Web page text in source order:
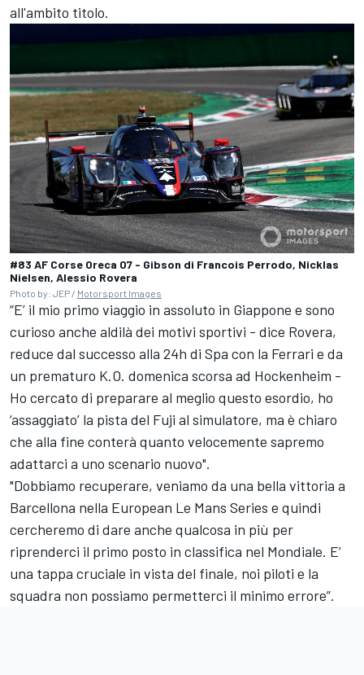
all'ambito titolo.
#83 AF Corse Oreca 07 - Gibson di Francois Perrodo, Nicklas
Nielsen, Alessio Rovera
Photo by: JEP / Motorsport Images
“E’ il mio primo viaggio in assoluto in Giappone e sono
curioso anche aldilà dei motivi sportivi - dice Rovera,
reduce dal successo alla 24h di Spa con la Ferrari e da
un prematuro K.O. domenica scorsa ad Hockenheim -
Ho cercato di preparare al meglio questo esordio, ho
‘assaggiato’ la pista del Fuji al simulatore, ma è chiaro
che alla fine conterà quanto velocemente sapremo
adattarci a uno scenario nuovo".
"Dobbiamo recuperare, veniamo da una bella vittoria a
Barcellona nella European Le Mans Series e quindi
cercheremo di dare anche qualcosa in più per
riprenderci il primo posto in classifica nel Mondiale. E’
una tappa cruciale in vista del finale, noi piloti e la
squadra non possiamo permetterci il minimo errore”.